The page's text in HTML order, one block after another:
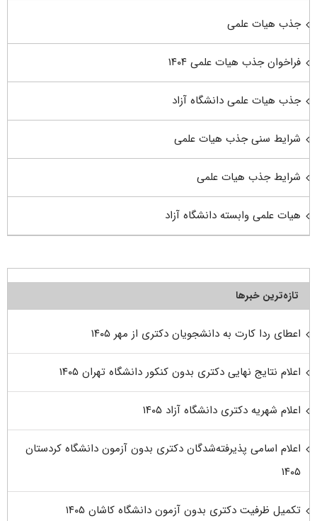
جذب هیات علمی
فراخوان جذب هیات علمی ۱۴۰۴
جذب هیات علمی دانشگاه آزاد
شرایط سنی جذب هیات علمی
شرایط جذب هیات علمی
هیات علمی وابسته دانشگاه آزاد
تازه‌ترین خبرها
اعطای ردا کارت به دانشجویان دکتری از مهر ۱۴۰۵
اعلام نتایج نهایی دکتری بدون کنکور دانشگاه تهران ۱۴۰۵
اعلام شهریه دکتری دانشگاه آزاد ۱۴۰۵
اعلام اسامی پذیرفته‌شدگان دکتری بدون آزمون دانشگاه کردستان
۱۴۰۵
تکمیل ظرفیت دکتری بدون آزمون دانشگاه کاشان ۱۴۰۵